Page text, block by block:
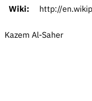
Wiki:
http://
Kazem Al-Saher